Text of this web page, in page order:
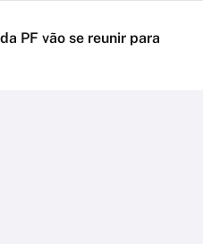
PF vão se reunir para